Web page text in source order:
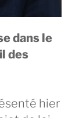
dans le
des
hier